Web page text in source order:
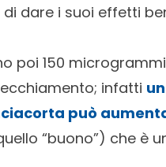
dare i suoi effetti
poi 150
infatti
può
“buono”) che è